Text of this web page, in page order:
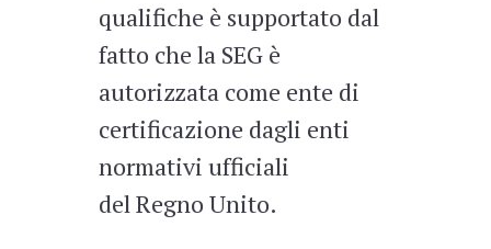
qualifiche è supportato dal
fatto che la SEG è
autorizzata come ente di
certificazione dagli enti
normativi ufficiali
del Regno Unito.